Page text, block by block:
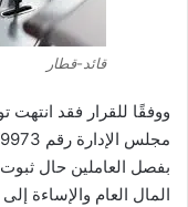
قائد-قطار
ووفقًا للقرار فقد انتهت
بفصل العاملين حال ثبوت
المال العام والإساءة